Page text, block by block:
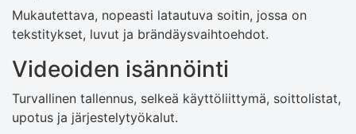
Mukautettava, nopeasti latautuva soitin, jossa on
tekstitykset, luvut ja brändäysvaihtoehdot.
Videoiden isännöinti
Turvallinen tallennus, selkeä käyttöliittymä, soittolistat,
upotus ja järjestelytyökalut.